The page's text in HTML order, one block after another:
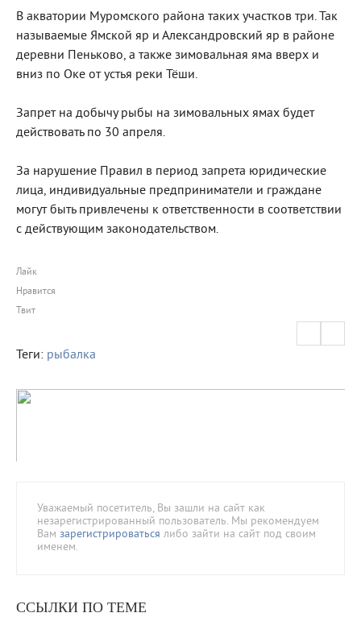
В акватории Муромского района таких участков три. Так
называемые Ямской яр и Александровский яр в районе
деревни Пеньково, а также зимовальная яма вверх и
вниз по Оке от устья реки Тёши.
Запрет на добычу рыбы на зимовальных ямах будет
действовать по 30 апреля.
За нарушение Правил в период запрета юридические
лица, индивидуальные предприниматели и граждане
могут быть привлечены к ответственности в соответствии
с действующим законодательством.
Лайк
Нравится
Твит
Теги: рыбалка
Уважаемый посетитель, Вы зашли на сайт как
незарегистрированный пользователь. Мы рекомендуем
Вам зарегистрироваться либо зайти на сайт под своим
именем.
ССЫЛКИ ПО ТЕМЕ